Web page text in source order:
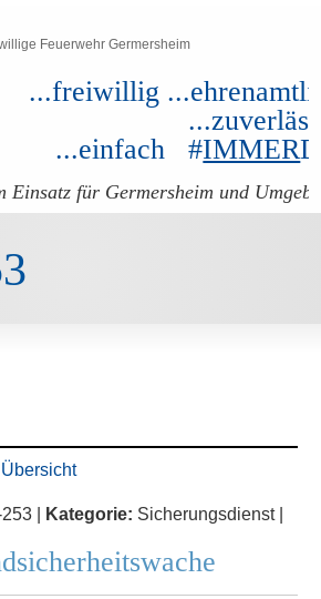
...freiwillig
...einfach #IMMER
Einsatz für Germersheim und
| Kategorie: Sicherungsdienst |